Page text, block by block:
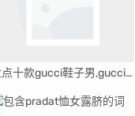
盘点十款gucci鞋子男,gucci鞋子男经典款集合